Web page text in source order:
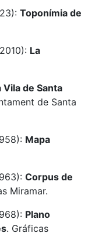
Toponímia de
La
Vila de Santa
de Santa
Mapa
Corpus de
Miramar.
Plano
. Gráficas